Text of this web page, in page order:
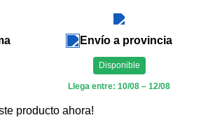
Envío a provincia
Disponible
Llega entre: 10/08 – 12/08
producto ahora!